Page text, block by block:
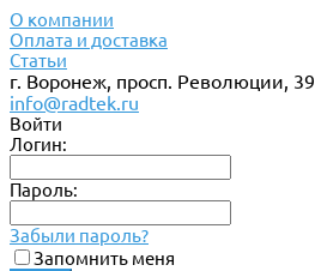
О компании
Оплата и доставка
Статьи
г. Воронеж, просп. Революции, 39
info@radtek.ru
Войти
Логин:
Пароль:
Забыли пароль?
Запомнить меня